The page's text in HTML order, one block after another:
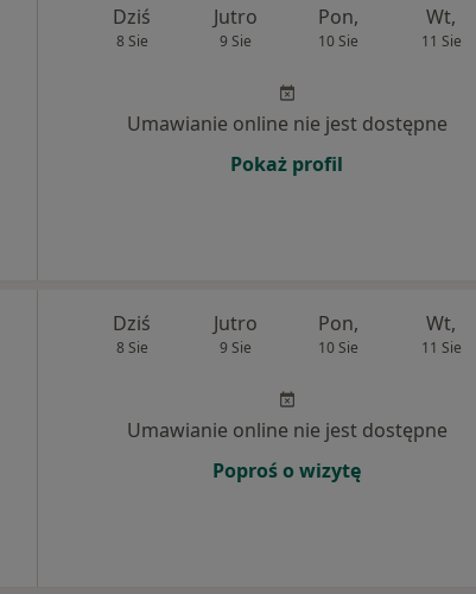
Dziś
8 Sie
Jutro
9 Sie
Pon,
10 Sie
Wt,
11 Sie
Umawianie online nie jest dostępne
Pokaż profil
Dziś
8 Sie
Jutro
9 Sie
Pon,
10 Sie
Wt,
11 Sie
Umawianie online nie jest dostępne
Poproś o wizytę